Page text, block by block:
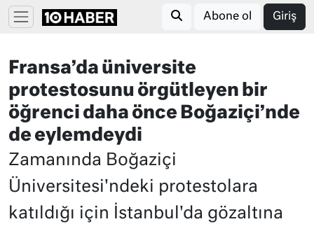
Abone ol Giriş
Fransa’da üniversite
protestosunu örgütleyen bir
öğrenci daha önce Boğaziçi’nde
de eylemdeydi
Zamanında Boğaziçi
Üniversitesi'ndeki protestolara
katıldığı için İstanbul'da gözaltına